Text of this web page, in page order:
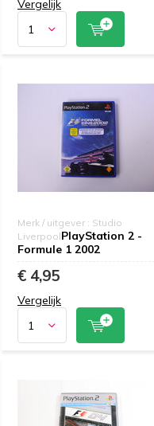
Vergelijk
Merk / uitgever : Studio
LiverpoolPlayStation 2 -
Formule 1 2002
€ 4,95
Vergelijk